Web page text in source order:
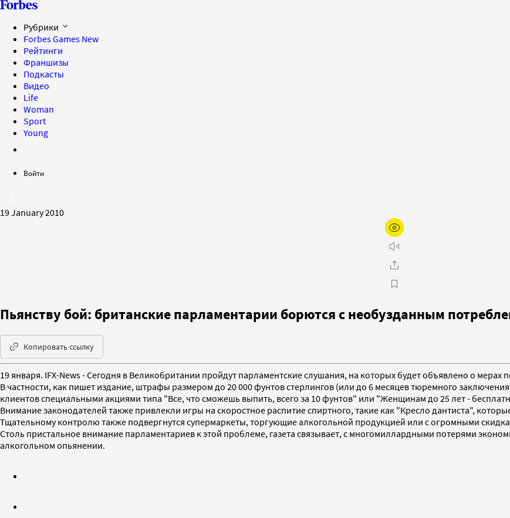
Рубрики
Forbes Games New
Рейтинги
Франшизы
Подкасты
Видео
Life
Woman
Sport
Young
Войти
19 January 2010
Пьянству бой: британские парламентарии борются с необузданным
Копировать ссылку
19 января. IFX-News - Сегодня в Великобритании пройдут парламентские слушания, на которых будет объявлено о
В частности, как пишет издание, штрафы размером до 20 000 фунтов стерлингов (или до 6 месяцев тюремного
клиентов специальными акциями типа "Все, что сможешь выпить, всего за 10 фунтов" или "Женщинам до 25 лет -
Внимание законодателей также привлекли игры на скоростное распитие спиртного, такие как "Кресло дантиста",
Тщательному контролю также подвергнутся супермаркеты, торгующие алкогольной продукцией или с огромными
Столь пристальное внимание парламентариев к этой проблеме, газета связывает, с многомиллардными потерями
алкогольном опьянении.